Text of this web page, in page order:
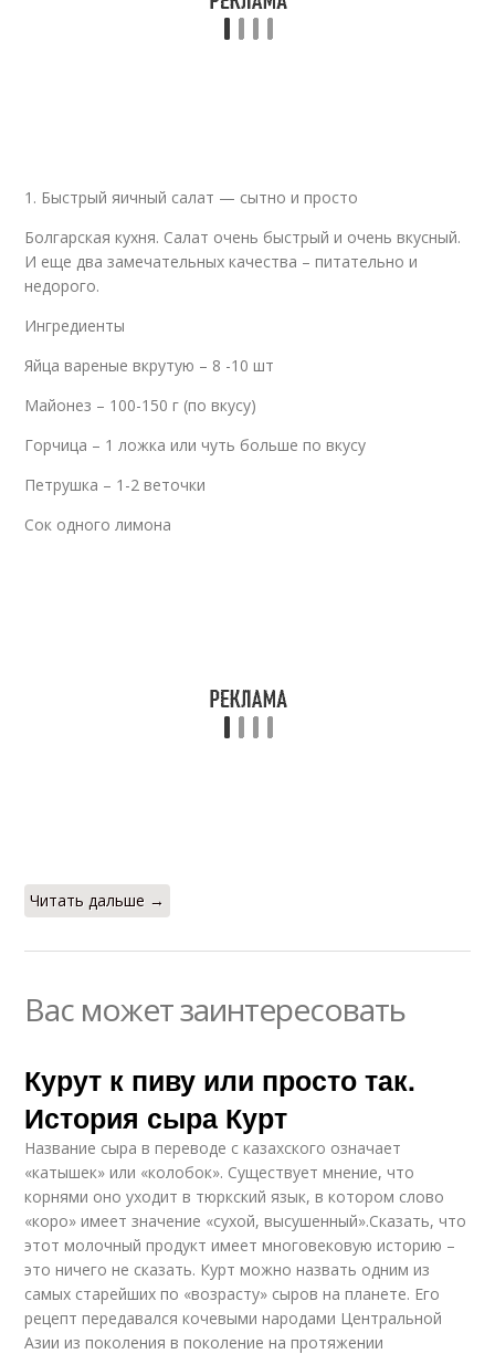
1. Быстрый яичный салат — сытно и просто
Болгарская кухня. Салат очень быстрый и очень вкусный.
И еще два замечательных качества – питательно и
недорого.
Ингредиенты
Яйца вареные вкрутую – 8 -10 шт
Майонез – 100-150 г (по вкусу)
Горчица – 1 ложка или чуть больше по вкусу
Петрушка – 1-2 веточки
Сок одного лимона
Читать дальше →
Вас может заинтересовать
Курут к пиву или просто так.
История сыра Курт
Название сыра в переводе с казахского означает
«катышек» или «колобок». Существует мнение, что
корнями оно уходит в тюркский язык, в котором слово
«коро» имеет значение «сухой, высушенный».Сказать, что
этот молочный продукт имеет многовековую историю –
это ничего не сказать. Курт можно назвать одним из
самых старейших по «возрасту» сыров на планете. Его
рецепт передавался кочевыми народами Центральной
Азии из поколения в поколение на протяжении